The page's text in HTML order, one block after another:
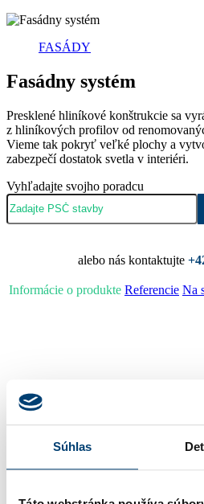
Súhlas
FASÁDY
Fasádny systém
Presklené hliníkové konštrukcie sa
z hliníkových profilov od
Vieme tak pokryť veľké plochy a
zabezpečí dostatok svetla v interiéri.
Vyhľadajte svojho poradcu
alebo nás kontaktujte
Informácie o produkte Referencie Na
Podrobné informácie:
S pohľadovou šírkou 50mm
množstvo svetla
Kombinuje sa s rôznymi
Fasádne systémy umožňujú